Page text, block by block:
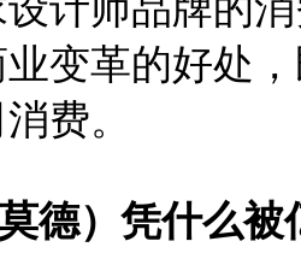
计师品牌的
变革的好处
费。
莫德）凭什么